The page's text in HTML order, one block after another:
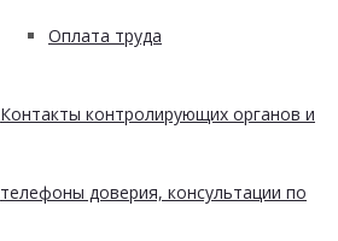
Оплата труда
Контакты контролирующих органов и
телефоны доверия, консультации по